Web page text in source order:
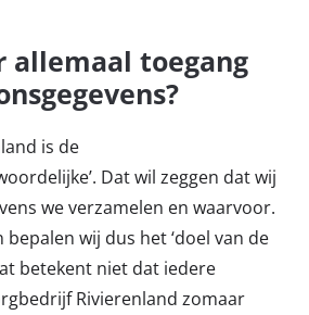
allemaal toegang
is de
Dat wil zeggen dat wij
we verzamelen en waarvoor.
wij dus het ‘doel van de
betekent niet dat iedere
Rivierenland zomaar